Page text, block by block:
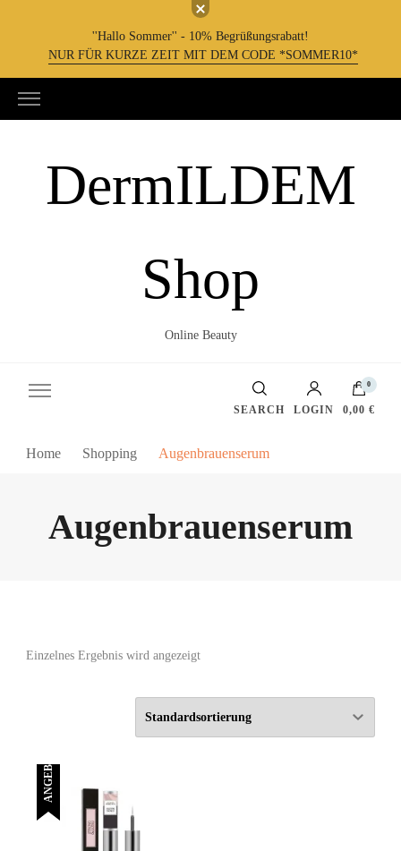
''Hallo Sommer'' - 10% Begrüßungsrabatt!
NUR FÜR KURZE ZEIT MIT DEM CODE *SOMMER10*
DermILDEM
Shop
Online Beauty
SEARCH LOGIN
0
0,00 €
Home Shopping Augenbrauenserum
Augenbrauenserum
Einzelnes Ergebnis wird angezeigt
ANGEBOT!